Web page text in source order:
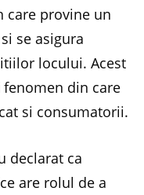
care provine un
se asigura
locului. Acest
din care
si consumatorii.
declarat ca
are rolul de a